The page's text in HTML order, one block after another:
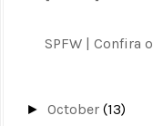
SPFW | Confira
►October(13)